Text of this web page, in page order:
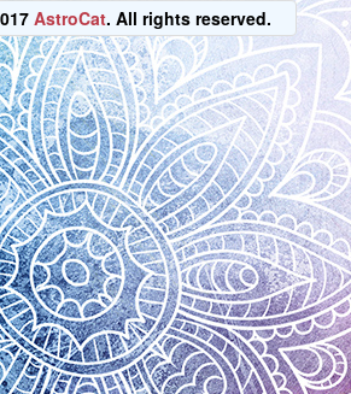
AstroCat. All rights reserved.